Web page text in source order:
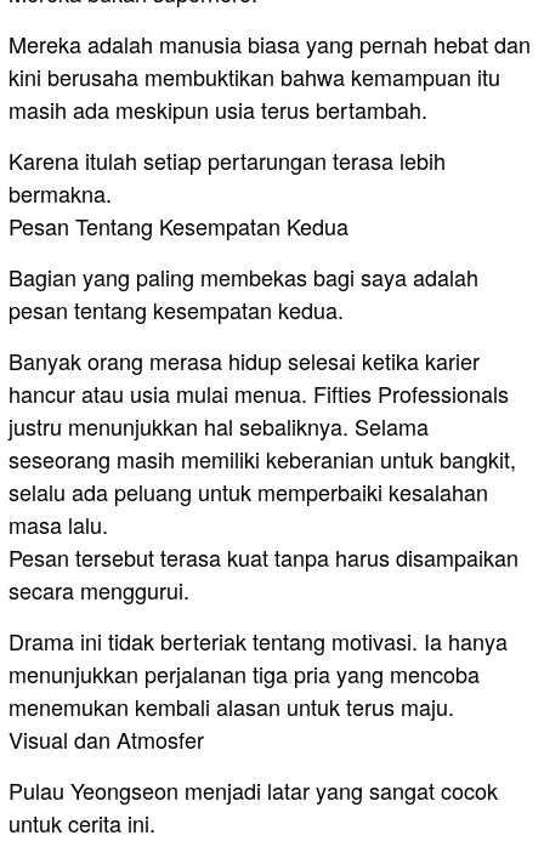
Mereka adalah manusia biasa yang pernah hebat dan
kini berusaha membuktikan bahwa kemampuan itu
masih ada meskipun usia terus bertambah.
Karena itulah setiap pertarungan terasa lebih
bermakna.
Pesan Tentang Kesempatan Kedua
Bagian yang paling membekas bagi saya adalah
pesan tentang kesempatan kedua.
Banyak orang merasa hidup selesai ketika karier
hancur atau usia mulai menua. Fifties Professionals
justru menunjukkan hal sebaliknya. Selama
seseorang masih memiliki keberanian untuk bangkit,
selalu ada peluang untuk memperbaiki kesalahan
masa lalu.
Pesan tersebut terasa kuat tanpa harus disampaikan
secara menggurui.
Drama ini tidak berteriak tentang motivasi. Ia hanya
menunjukkan perjalanan tiga pria yang mencoba
menemukan kembali alasan untuk terus maju.
Visual dan Atmosfer
Pulau Yeongseon menjadi latar yang sangat cocok
untuk cerita ini.